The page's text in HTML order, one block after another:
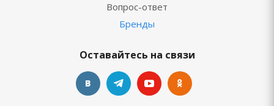
Вопрос-ответ
Бренды
Оставайтесь на связи